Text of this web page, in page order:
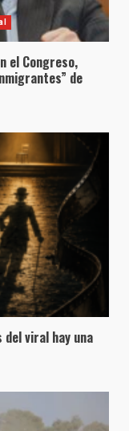
el Congreso,
de
viral hay una